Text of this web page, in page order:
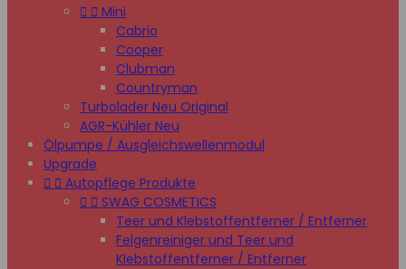
  Mini
Cabrio
Cooper
Clubman
Countryman
Turbolader Neu Original
AGR-Kühler Neu
Ölpumpe / Ausgleichswellenmodul
Upgrade
  Autopflege Produkte
  SWAG COSMETICS
Teer und Klebstoffentferner / Entferner
Felgenreiniger und Teer und
Klebstoffentferner / Entferner